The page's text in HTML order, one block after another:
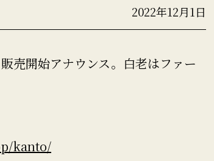
2022年12月1日
売開始アナウンス。白老はファー
kanto/